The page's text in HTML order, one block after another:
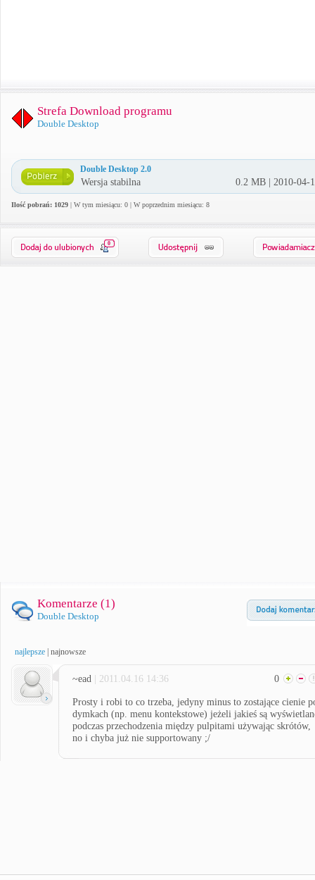
Strefa Download programu
Double Desktop
Double Desktop 2.0
Wersja stabilna 0.2 MB | 2010-04-
Ilość pobrań: 1029 | W tym miesiącu: 0 | W poprzednim miesiącu: 8
0
Komentarze (1)
Double Desktop
najlepsze najnowsze
~ead | 2011.04.16 14:36 0
Prosty i robi to co trzeba, jedyny minus to zostające cienie
dymkach (np. menu kontekstowe) jeżeli jakieś są
podczas przechodzenia między pulpitami używając skrótów,
no i chyba już nie supportowany ;/